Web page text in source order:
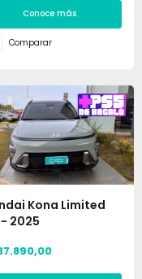
Conoce más
Comparar
Kona Limited
- 2025